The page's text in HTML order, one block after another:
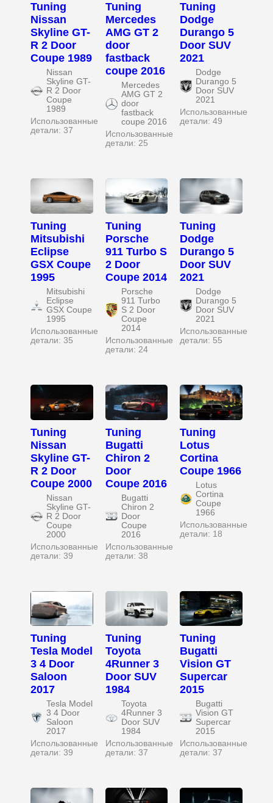
Tuning
Nissan
Skyline GT-
R 2 Door
Coupe 1989
Nissan
Skyline GT-
R 2 Door
Coupe
1989
Использованные
детали: 37
Tuning
Mercedes
AMG GT 2
door
fastback
coupe 2016
Mercedes
AMG GT 2
door
fastback
coupe 2016
Использованные
детали: 25
Tuning
Dodge
Durango 5
Door SUV
2021
Dodge
Durango 5
Door SUV
2021
Использованные
детали: 49
Tuning
Mitsubishi
Eclipse
GSX Coupe
1995
Mitsubishi
Eclipse
GSX Coupe
1995
Использованные
детали: 35
Tuning
Porsche
911 Turbo S
2 Door
Coupe 2014
Porsche
911 Turbo
S 2 Door
Coupe
2014
Использованные
детали: 24
Tuning
Dodge
Durango 5
Door SUV
2021
Dodge
Durango 5
Door SUV
2021
Использованные
детали: 55
Tuning
Nissan
Skyline GT-
R 2 Door
Coupe 2000
Nissan
Skyline GT-
R 2 Door
Coupe
2000
Использованные
детали: 39
Tuning
Bugatti
Chiron 2
Door
Coupe 2016
Bugatti
Chiron 2
Door
Coupe
2016
Использованные
детали: 38
Tuning
Lotus
Cortina
Coupe 1966
Lotus
Cortina
Coupe
1966
Использованные
детали: 18
Tuning
Tesla Model
3 4 Door
Saloon
2017
Tesla Model
3 4 Door
Saloon
2017
Использованные
детали: 39
Tuning
Toyota
4Runner 3
Door SUV
1984
Toyota
4Runner 3
Door SUV
1984
Использованные
детали: 37
Tuning
Bugatti
Vision GT
Supercar
2015
Bugatti
Vision GT
Supercar
2015
Использованные
детали: 37